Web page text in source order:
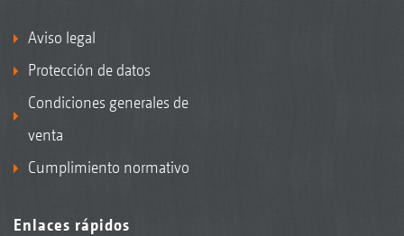
Aviso legal
Protección de datos
Condiciones generales de
venta
Cumplimiento normativo
Enlaces rápidos